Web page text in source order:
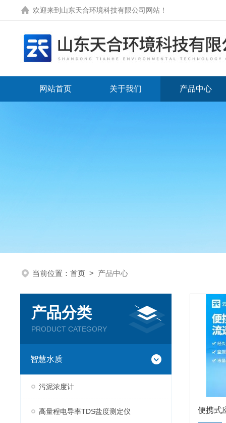
欢迎来到 山东天合环境科技有限公司网站 ！
网站首页 关于我们 产品中心
当前位置： 首页 > 产品中心
产品分类
PRODUCT CATEGORY
智慧水质
污泥浓度计
高量程电导率TDS盐度测定仪 便携式